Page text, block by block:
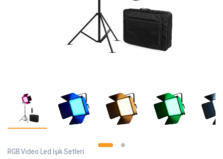
RGB Video Led Işık Setleri